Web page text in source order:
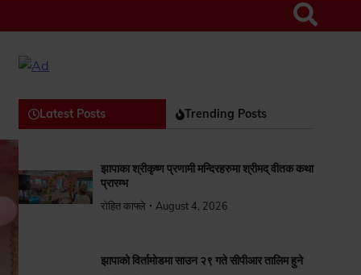
Latest Posts Trending Posts
झापाका श्रीकृष्ण प्रणामी मन्दिरहरुमा श्रीमद् वीतक कथा
प्रारम्भ
रोहित काफ्ले
August 4, 2026
झापाको विर्तामोडमा साउन २९ गते सीपीआर तालिम हुने